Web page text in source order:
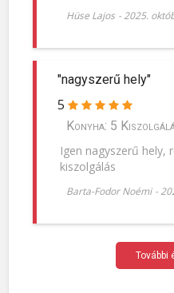
Hüse Lajos -2025.
"nagyszerű hely"
5
Konyha: 5
Igen nagyszerű hely,
kiszolgálás
Barta-Fodor Noémi -
További